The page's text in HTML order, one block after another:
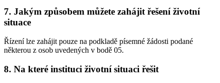
7. Jakým způsobem můžete zahájit řešení životní
situace
Řízení lze zahájit pouze na podkladě písemné žádosti podané
některou z osob uvedených v bodě 05.
8. Na které instituci životní situaci řešit